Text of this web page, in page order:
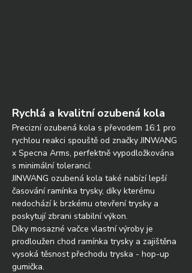
Rychlá a kvalitní ozubená kola
Precizní ozubená kola s převodem 16:1 pro
rychlou reakci spouště od značky JINWANG
x Specna Arms, perfektně vypodložkována
s minimální tolerancí.
JINWANG ozubená kola také nabízí lepší
časování ramínka trysky, díky kterému
nedochází k brzkému otevření trysky a
poskytují zbrani stabilní výkon.
Díky mosazné vačce vlastní výroby je
prodloužen chod ramínka trysky a zajištěna
vysoká těsnost přechodu tryska - hop-up
gumička.